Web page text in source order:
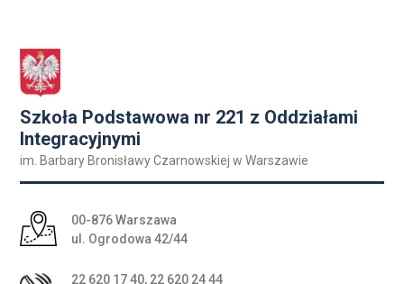
Szkoła Podstawowa nr 221 z Oddziałami
Integracyjnymi
im. Barbary Bronisławy Czarnowskiej w Warszawie
Adres pocztowy:
00-876 Warszawa
ul. Ogrodowa 42/44
22 620 17 40, 22 620 24 44